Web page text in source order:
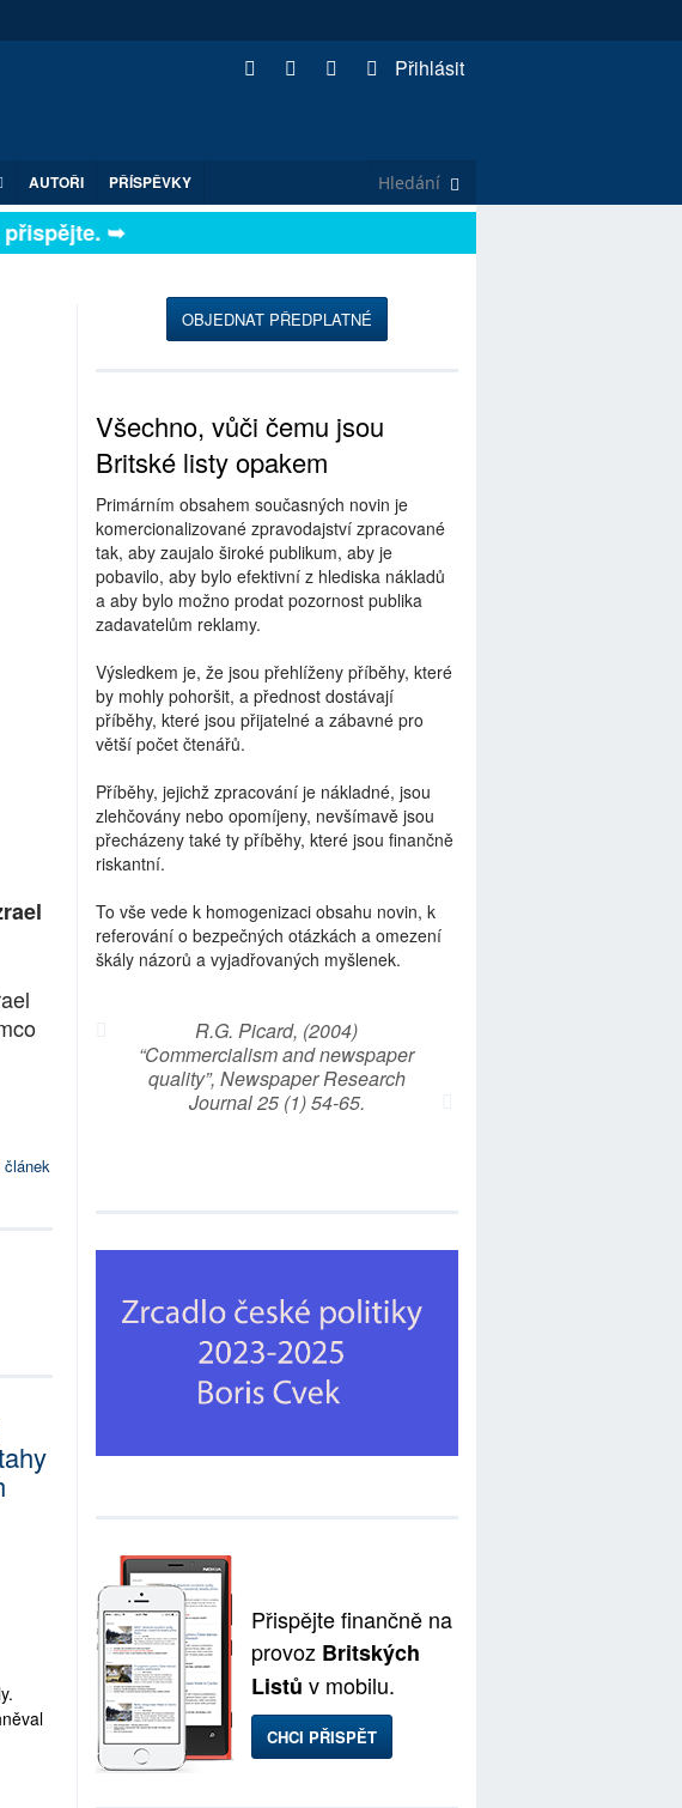
Přihlásit
AUTOŘI PŘÍSPĚVKY
přispějte. ➥
článek
OBJEDNAT PŘEDPLATNÉ
Všechno, vůči čemu jsou
Britské listy opakem
Primárním obsahem současných novin je
komercionalizované zpravodajství zpracované
tak, aby zaujalo široké publikum, aby je
pobavilo, aby bylo efektivní z hlediska nákladů
a aby bylo možno prodat pozornost publika
zadavatelům reklamy.
Výsledkem je, že jsou přehlíženy příběhy, které
by mohly pohoršit, a přednost dostávají
příběhy, které jsou přijatelné a zábavné pro
větší počet čtenářů.
Příběhy, jejichž zpracování je nákladné, jsou
zlehčovány nebo opomíjeny, nevšímavě jsou
přecházeny také ty příběhy, které jsou finančně
riskantní.
To vše vede k homogenizaci obsahu novin, k
referování o bezpečných otázkách a omezení
škály názorů a vyjadřovaných myšlenek.
R.G. Picard, (2004)
“Commercialism and newspaper
quality”, Newspaper Research
Journal 25 (1) 54-65.
Přispějte finančně na
provoz Britských
Listů v mobilu.
CHCI PŘISPĚT